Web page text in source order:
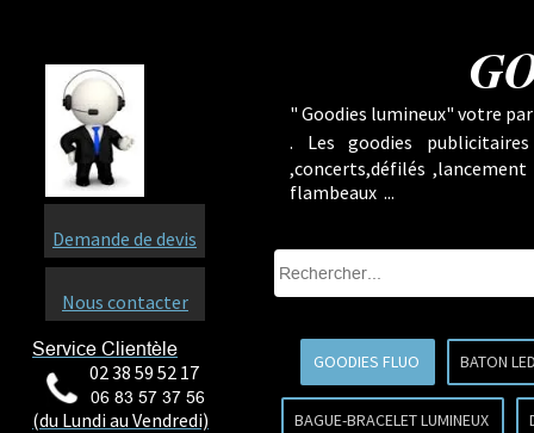
Service Clientèle
02 38 59 52 17
06 83 57 37 56
(du Lundi au Vendredi)
Demande de devis
Nous contacter
" Goodies lumineux" votre
. Les goodies
,concerts,défilés
flambeaux ...
GOODIES FLUO BATON
BAGUE-BRACELET LUMINEUX